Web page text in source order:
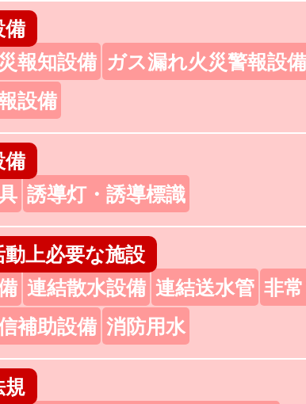
備
報知設備 ガス漏れ火災警報設備
設備
備
誘導灯・誘導標識
上必要な施設
連結散水設備 連結送水管 非
補助設備 消防用水
規